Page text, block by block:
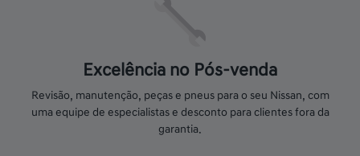
Excelência no Pós-venda
Revisão, manutenção, peças e pneus para o seu Nissan, com
uma equipe de especialistas e desconto para clientes fora da
garantia.